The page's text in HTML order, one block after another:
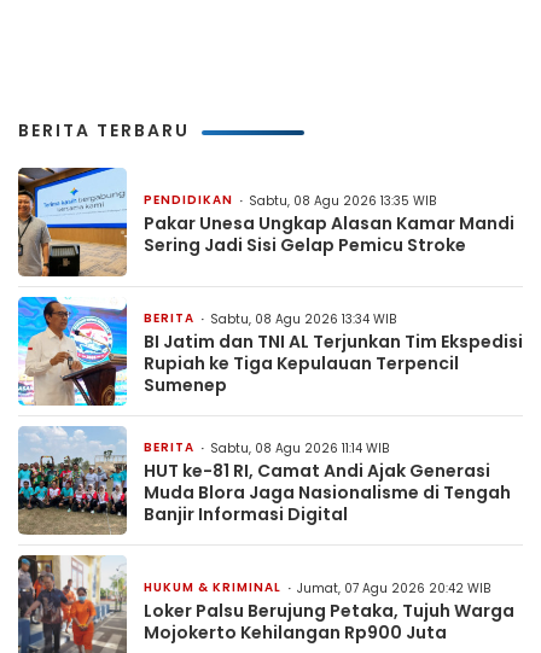
BERITA TERBARU
PENDIDIKAN Sabtu, 08 Agu 2026 13:35 WIB
Pakar Unesa Ungkap Alasan Kamar Mandi
Sering Jadi Sisi Gelap Pemicu Stroke
BERITA Sabtu, 08 Agu 2026 13:34 WIB
BI Jatim dan TNI AL Terjunkan Tim Ekspedisi
Rupiah ke Tiga Kepulauan Terpencil
Sumenep
BERITA Sabtu, 08 Agu 2026 11:14 WIB
HUT ke-81 RI, Camat Andi Ajak Generasi
Muda Blora Jaga Nasionalisme di Tengah
Banjir Informasi Digital
HUKUM & KRIMINAL Jumat, 07 Agu 2026 20:42 WIB
Loker Palsu Berujung Petaka, Tujuh Warga
Mojokerto Kehilangan Rp900 Juta